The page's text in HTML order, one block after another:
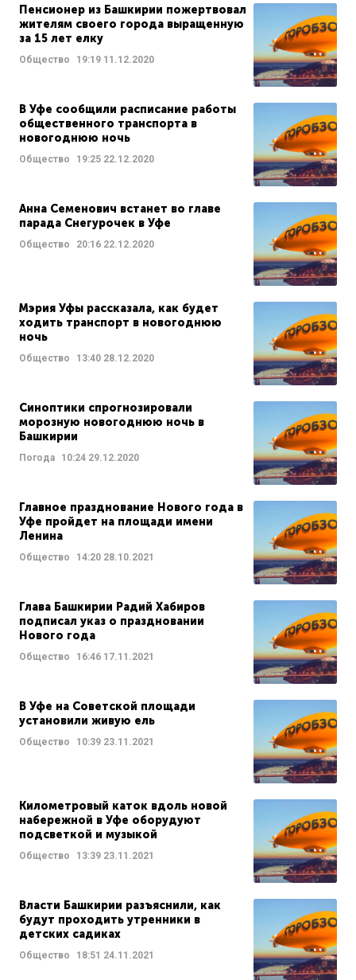
Пенсионер из Башкирии пожертвовал
жителям своего города выращенную
за 15 лет елку
Общество 19:19 11.12.2020
В Уфе сообщили расписание работы
общественного транспорта в
новогоднюю ночь
Общество 19:25 22.12.2020
Анна Семенович встанет во главе
парада Снегурочек в Уфе
Общество 20:16 22.12.2020
Мэрия Уфы рассказала, как будет
ходить транспорт в новогоднюю
ночь
Общество 13:40 28.12.2020
Синоптики спрогнозировали
морозную новогоднюю ночь в
Башкирии
Погода 10:24 29.12.2020
Главное празднование Нового года в
Уфе пройдет на площади имени
Ленина
Общество 14:20 28.10.2021
Глава Башкирии Радий Хабиров
подписал указ о праздновании
Нового года
Общество 16:46 17.11.2021
В Уфе на Советской площади
установили живую ель
Общество 10:39 23.11.2021
Километровый каток вдоль новой
набережной в Уфе оборудуют
подсветкой и музыкой
Общество 13:39 23.11.2021
Власти Башкирии разъяснили, как
будут проходить утренники в
детских садиках
Общество 18:51 24.11.2021